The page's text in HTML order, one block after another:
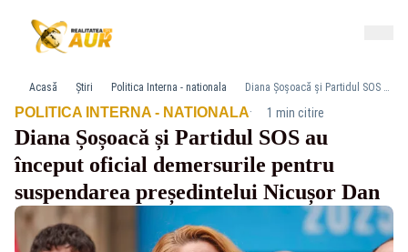
Acasă Știri Politica Interna - nationala Diana Șoșoacă și Partidul SOS au început oficial demersurile pentru suspendarea președintelui Nicușor Dan
POLITICA INTERNA - NATIONALA· 1 min citire
Diana Șoșoacă și Partidul SOS au
început oficial demersurile pentru
suspendarea președintelui Nicușor Dan